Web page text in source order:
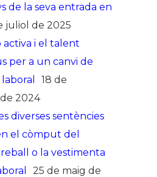
de la seva entrada en
juliol de 2025
activa i el talent
per a un canvi de
18 de
2024
diverses sentències
el còmput del
o la vestimenta
25 de maig de